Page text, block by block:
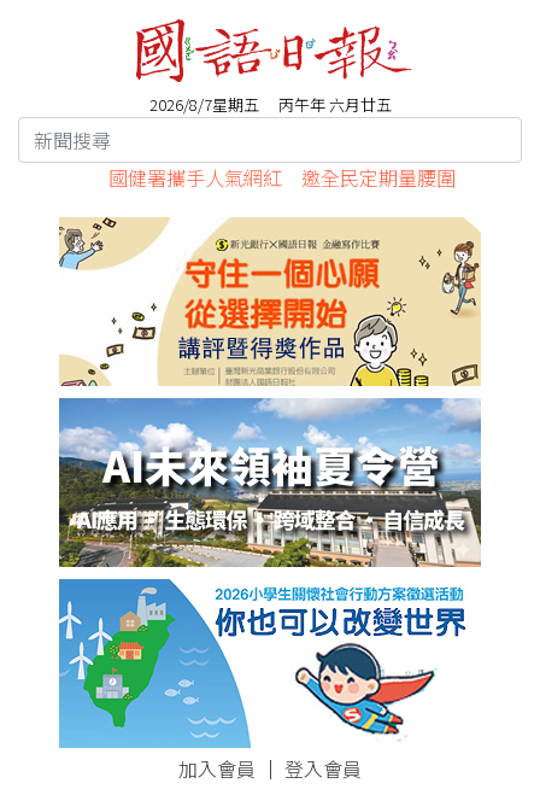
2026/8/7星期五 丙午年 六月廿五
國健署攜手人氣網紅 邀全民定期量腰圍
加入會員 ｜ 登入會員